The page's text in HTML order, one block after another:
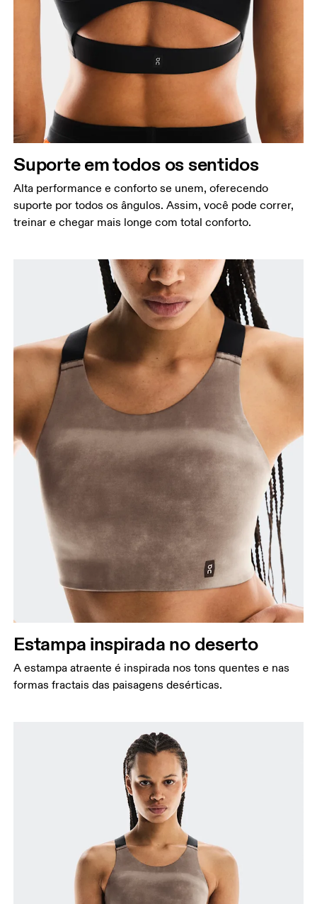
Busto
busto, mantendo a fita métrica na horizontal.
Tórax
Expire e meça ao redor do topo de sua caixa
torácica, logo abaixo do seu busto.
Suporte em todos os sentidos
Alta performance e conforto se unem, oferecendo
suporte por todos os ângulos. Assim, você pode correr,
treinar e chegar mais longe com total conforto.
Estampa inspirada no deserto
A estampa atraente é inspirada nos tons quentes e nas
formas fractais das paisagens desérticas.